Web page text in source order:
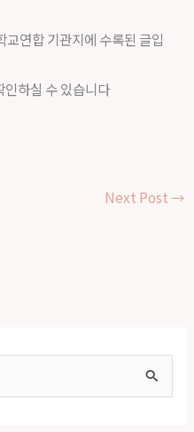
연합 기관지에 수록된 글입
인하실 수 있습니다
Next Post→